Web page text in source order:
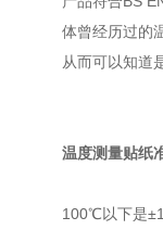
体曾经历过的
从而可以知道
温度测量贴纸
100℃以下是